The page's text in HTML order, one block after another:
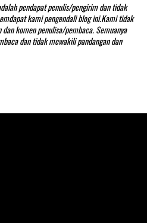
pendapat penulis/pengirim dan tidak
kami pengendali blog ini.Kami tidak
komen penulisa/pembaca. Semuanya
dan tidak mewakili pandangan dan